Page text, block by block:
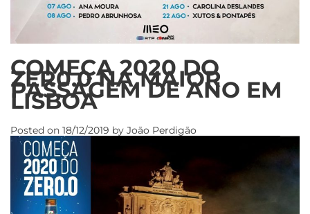
COMEÇA 2020 DO
ZER0.0 NA MAIOR
PASSAGEM DE ANO EM
LISBOA
Posted on 18/12/2019 by João Perdigão